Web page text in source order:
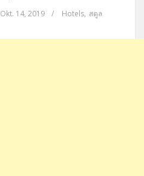
Okt. 14, 2019 / Hotels, สตูล